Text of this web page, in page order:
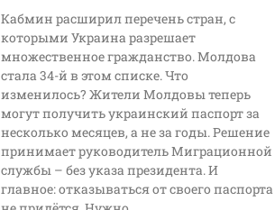
Кабмин расширил перечень стран, с
которыми Украина разрешает
множественное гражданство. Молдова
стала 34-й в этом списке. Что
изменилось? Жители Молдовы теперь
могут получить украинский паспорт за
несколько месяцев, а не за годы. Решение
принимает руководитель Миграционной
службы – без указа президента. И
главное: отказываться от своего паспорта